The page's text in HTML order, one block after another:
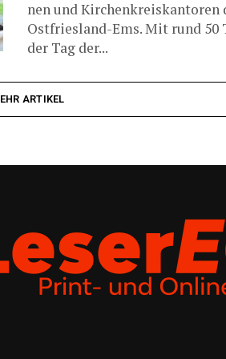
nen und Kir­chen­kreis­kan­to­ren
Ostfriesland-Ems. Mit rund 50
der Tag der...
ARTIKEL